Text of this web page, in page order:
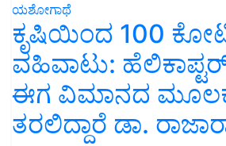
ಯಶೋಗಾಥೆ
ಕೃಷಿಯಿಂದ 100
ವಹಿವಾಟು:
ಈಗ ವಿಮಾನದ ಮೂಲಕ
ತರಲಿದ್ದಾರೆ ಡಾ.